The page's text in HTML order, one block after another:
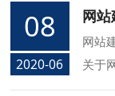
建设
知识.
08
2020-06
网
网站
关于
专业